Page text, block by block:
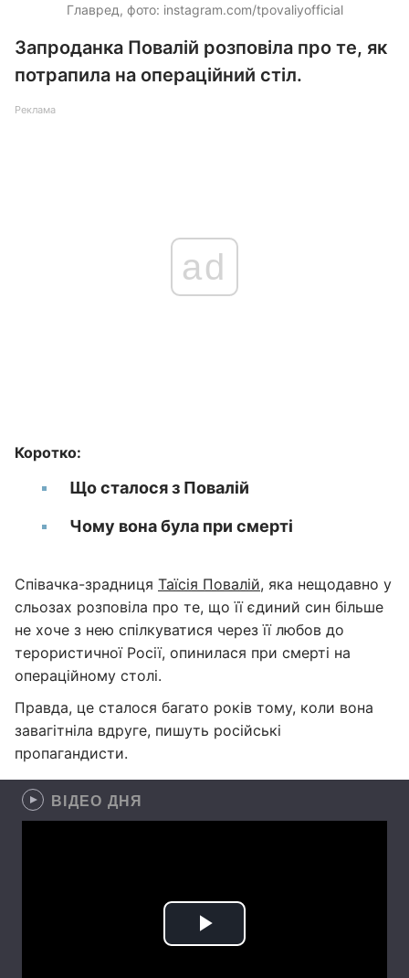
Главред, фото: instagram.com/tpovaliyofficial
Запроданка Повалій розповіла про те, як
потрапила на операційний стіл.
Реклама
ad
Коротко:
Що сталося з Повалій
Чому вона була при смерті
Співачка-зрадниця Таїсія Повалій, яка нещодавно у
сльозах розповіла про те, що її єдиний син більше
не хоче з нею спілкуватися через її любов до
терористичної Росії, опинилася при смерті на
операційному столі.
Правда, це сталося багато років тому, коли вона
завагітніла вдруге, пишуть російські
пропагандисти.
ВІДЕО ДНЯ